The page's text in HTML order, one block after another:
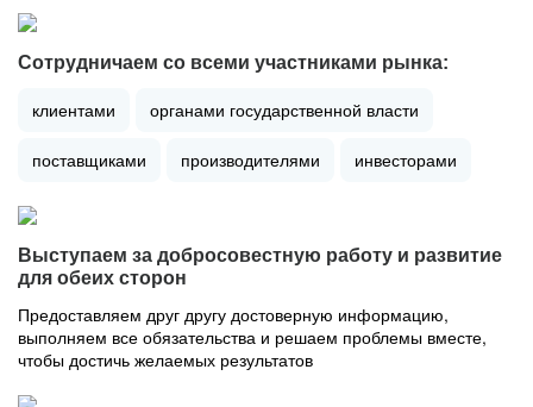
Сотрудничаем со всеми участниками рынка:
клиентами органами государственной власти
поставщиками производителями инвесторами
Выступаем за добросовестную работу и развитие
для обеих сторон
Предоставляем друг другу достоверную информацию,
выполняем все обязательства и решаем проблемы вместе,
чтобы достичь желаемых результатов